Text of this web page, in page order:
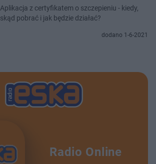
Aplikacja z certyfikatem o szczepieniu - kiedy,
skąd pobrać i jak będzie działać?
dodano 1-6-2021
Radio Online